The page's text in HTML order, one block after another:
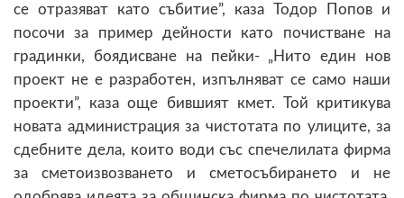
се отразяват като събитие”, каза Тодор Попов и
посочи за пример дейности като почистване на
градинки, боядисване на пейки- „Нито един нов
проект не е разработен, изпълняват се само наши
проекти”, каза още бившият кмет. Той критикува
новата администрация за чистотата по улиците, за
сдебните дела, които води със спечелилата фирма
за сметоизвозването и сметосъбирането и не